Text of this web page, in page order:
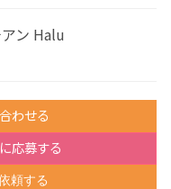
ン Halu
わせる
応募する
頼する